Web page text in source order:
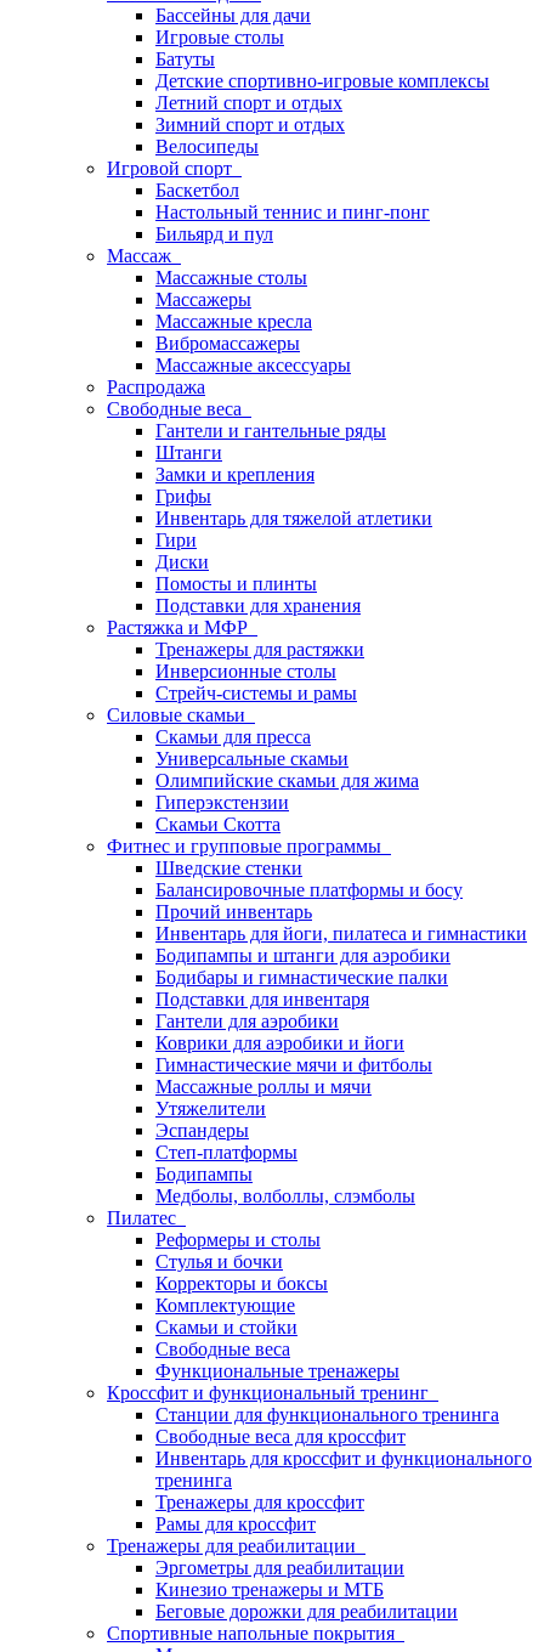
Бассейны для дачи
Игровые столы
Батуты
Детские спортивно-игровые комплексы
Летний спорт и отдых
Зимний спорт и отдых
Велосипеды
Игровой спорт
Баскетбол
Настольный теннис и пинг-понг
Бильярд и пул
Массаж
Массажные столы
Массажеры
Массажные кресла
Вибромассажеры
Массажные аксессуары
Распродажа
Свободные веса
Гантели и гантельные ряды
Штанги
Замки и крепления
Грифы
Инвентарь для тяжелой атлетики
Гири
Диски
Помосты и плинты
Подставки для хранения
Растяжка и МФР
Тренажеры для растяжки
Инверсионные столы
Стрейч-системы и рамы
Силовые скамьи
Скамьи для пресса
Универсальные скамьи
Олимпийские скамьи для жима
Гиперэкстензии
Скамьи Скотта
Фитнес и групповые программы
Шведские стенки
Балансировочные платформы и босу
Прочий инвентарь
Инвентарь для йоги, пилатеса и гимнастики
Бодипампы и штанги для аэробики
Бодибары и гимнастические палки
Подставки для инвентаря
Гантели для аэробики
Коврики для аэробики и йоги
Гимнастические мячи и фитболы
Массажные роллы и мячи
Утяжелители
Эспандеры
Степ-платформы
Бодипампы
Медболы, волболлы, слэмболы
Пилатес
Реформеры и столы
Стулья и бочки
Корректоры и боксы
Комплектующие
Скамьи и стойки
Свободные веса
Функциональные тренажеры
Кроссфит и функциональный тренинг
Станции для функционального тренинга
Свободные веса для кроссфит
Инвентарь для кроссфит и функционального
тренинга
Тренажеры для кроссфит
Рамы для кроссфит
Тренажеры для реабилитации
Эргометры для реабилитации
Кинезио тренажеры и МТБ
Беговые дорожки для реабилитации
Спортивные напольные покрытия